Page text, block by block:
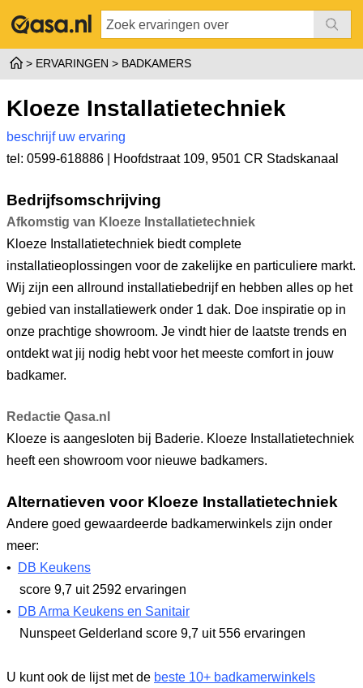
ERVARINGEN BADKAMERS
Kloeze Installatietechniek
beschrijf uw ervaring
tel: 0599-618886 |
Hoofdstraat 109, 9501 CR Stadskanaal
Bedrijfsomschrijving
Afkomstig van Kloeze Installatietechniek
Kloeze Installatietechniek biedt complete
installatieoplossingen voor de zakelijke en particuliere markt.
Wij zijn een allround installatiebedrijf en hebben alles op het
gebied van installatiewerk onder 1 dak. Doe inspiratie op in
onze prachtige showroom. Je vindt hier de laatste trends en
ontdekt wat jij nodig hebt voor het meeste comfort in jouw
badkamer.
Redactie Qasa.nl
Kloeze is aangesloten bij Baderie. Kloeze Installatietechniek
heeft een showroom voor nieuwe badkamers.
Alternatieven voor Kloeze Installatietechniek
Andere goed gewaardeerde badkamerwinkels zijn onder
meer:
•
DB Keukens
score 9,7 uit 2592 ervaringen
•
DB Arma Keukens en Sanitair
Nunspeet Gelderland score 9,7 uit 556 ervaringen
U kunt ook de lijst met de beste 10+ badkamerwinkels